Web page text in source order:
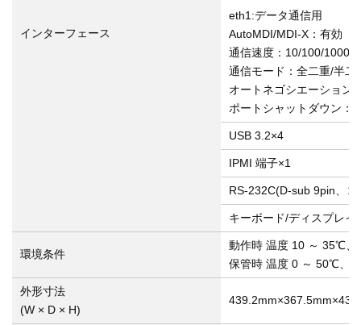
インターフェース
eth1:データ通信用
AutoMDI/MDI-X：有効
通信速度：10/100/
通信モード：全二重/半二
オートネゴシエーション
ポートシャットダウン：
USB 3.2×4
IPMI 端子×1
RS-232C(D-sub 9pin、
キーボード/ディスプレ
環境条件
動作時 温度 10 ～ 35℃、
保管時 温度 0 ～ 50℃、
外形寸法
(W × D × H)